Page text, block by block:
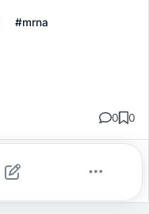
#mrna
0 0
Salvar